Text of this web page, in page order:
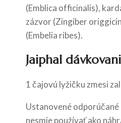
(Emblica officinalis),
zázvor (Zingiber
(Embelia ribes).
Jaiphal
1 čajovú lyžičku zmesi
Ustanovené
nesmie používať ako